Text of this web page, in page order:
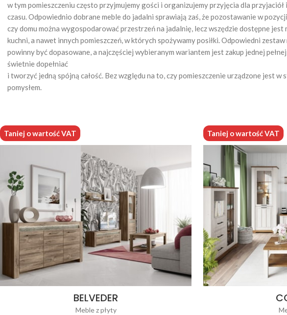
w tym pomieszczeniu często przyjmujemy gości i organizujemy przyjęcia dla
czasu. Odpowiednio dobrane meble do jadalni sprawiają zaś, że pozostawanie w
czy domu można wygospodarować przestrzeń na jadalnię, lecz wszędzie dostępne
kuchni, a nawet innych pomieszczeń, w których spożywamy posiłki. Odpowiedni
powinny być dopasowane, a najczęściej wybieranym wariantem jest zakup jednej
świetnie dopełniać
i tworzyć jedną spójną całość. Bez względu na to, czy pomieszczenie urządzone jest
pomysłem.
Taniej o wartość VAT
BELVEDER
Meble z płyty
Taniej o wartość VAT